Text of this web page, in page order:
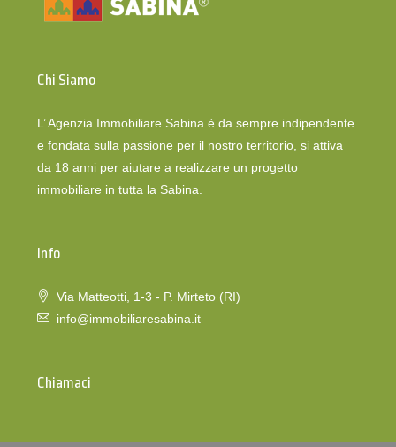
Chi Siamo
L’ Agenzia Immobiliare Sabina è da sempre indipendente
e fondata sulla passione per il nostro territorio, si attiva
da 18 anni per aiutare a realizzare un progetto
immobiliare in tutta la Sabina.
Info
Via Matteotti, 1-3 - P. Mirteto (RI)
info@immobiliaresabina.it
Chiamaci